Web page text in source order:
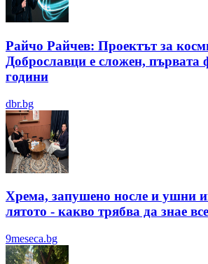
Райчо Райчев: Проектът за
Доброславци е сложен, първата
години
dbr.bg
Хрема, запушено носле и ушни
лятотo - какво трябва да знае
9meseca.bg